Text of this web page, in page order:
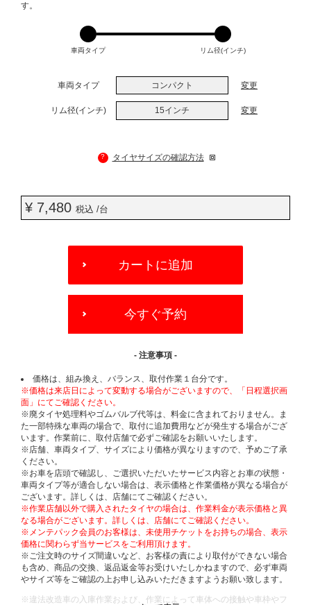
す。
車両タイプ リム径(インチ)
車両タイプ コンパクト 変更
リム径(インチ) 15インチ 変更
? タイヤサイズの確認方法
¥ 7,480 税込 /台
OPTIONS
カートに追加
今すぐ予約
- 注意事項 -
価格は、組み換え、バランス、取付作業１台分です。
※価格は来店日によって変動する場合がございますので、「日程選択画
面」にてご確認ください。
※廃タイヤ処理料やゴムバルブ代等は、料金に含まれておりません。ま
た一部特殊な車両の場合で、取付に追加費用などが発生する場合がござ
います。作業前に、取付店舗で必ずご確認をお願いいたします。
※店舗、車両タイプ、サイズにより価格が異なりますので、予めご了承
ください。
※お車を店頭で確認し、ご選択いただいたサービス内容とお車の状態・
車両タイプ等が適合しない場合は、表示価格と作業価格が異なる場合が
ございます。詳しくは、店舗にてご確認ください。
※作業店舗以外で購入されたタイヤの場合は、作業料金が表示価格と異
なる場合がございます。詳しくは、店舗にてご確認ください。
※メンテパック会員のお客様は、未使用チケットをお持ちの場合、表示
価格に関わらず当サービスをご利用頂けます。
※ご注文時のサイズ間違いなど、お客様の責により取付ができない場合
も含め、商品の交換、返品返金等お受けいたしかねますので、必ず車両
やサイズ等をご確認の上お申し込みいただきますようお願い致します。
※違法改造車の入庫作業および、作業によって車体への接触や車枠やフ